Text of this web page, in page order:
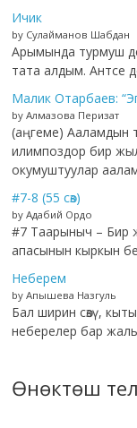
Ичик
by Сулайманов Шабдан
Арымында турмуш
тата алдым. Антсе
Малик Отарбаев:
by Алмазова Перизат
(аңгеме) Ааламдын
илимпоздор бир
окумуштуулар
#7-8 (55 сөз)
by Адабий Ордо
#7 Таарыныч – Бир
апасынын кыркын
Неберем
by Апышева Назгуль
Бал ширин сөзү,
неберелер бар
Өнөктөш